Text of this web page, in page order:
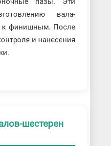
вала-
к финишным. После
и нанесения
шестерен